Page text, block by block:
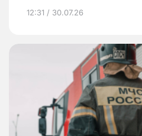
12:31 / 30.07.26